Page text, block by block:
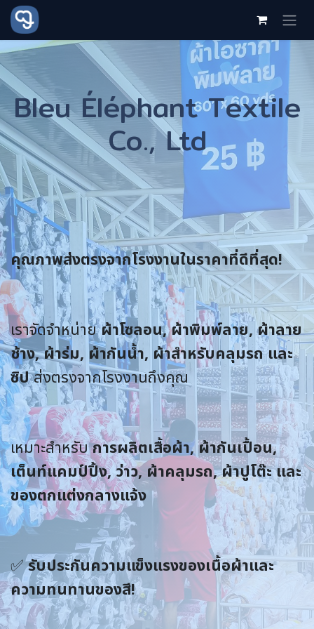
Se rendre au contenu
Bleu Éléphant Textile
Co., Ltd
คุณภาพส่งตรงจากโรงงานในราคาที่ดีที่สุด!
เราจัดจำหน่ายผ้าโซลอน, ผ้าพิมพ์ลาย, ผ้าลาย
ช้าง, ผ้าร่ม, ผ้ากันน้ำ, ผ้าสำหรับคลุมรถ และ
ซิปส่งตรงจากโรงงานถึงคุณ
เหมาะสำหรับการผลิตเสื้อผ้า, ผ้ากันเปื้อน,
เต็นท์แคมป์ปิ้ง, ว่าว, ผ้าคลุมรถ, ผ้าปูโต๊ะ และ
ของตกแต่งกลางแจ้ง
✅รับประกันความแข็งแรงของเนื้อผ้าและ
ความทนทานของสี!